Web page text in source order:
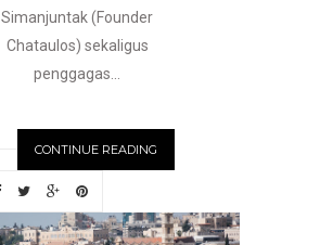
Simanjuntak (Founder
Chataulos) sekaligus
penggagas...
CONTINUE READING